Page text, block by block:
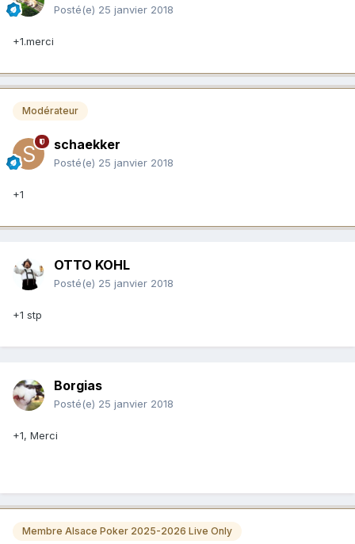
Posté(e) 25 janvier 2018
+1.merci
Modérateur
schaekker
Posté(e) 25 janvier 2018
+1
OTTO KOHL
Posté(e) 25 janvier 2018
+1 stp
Borgias
Posté(e) 25 janvier 2018
+1, Merci
Membre Alsace Poker 2025-2026 Live Only